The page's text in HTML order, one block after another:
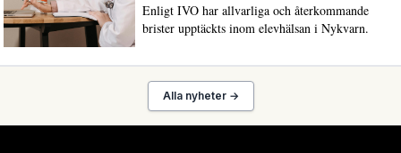
Enligt IVO har allvarliga och återkommande
brister upptäckts inom elevhälsan i Nykvarn.
Alla nyheter →